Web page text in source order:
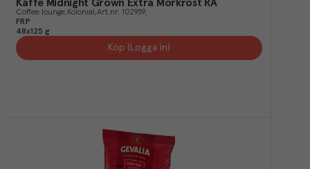
Kaffe Midnight Grown Extra Mörkrost RA
Coffee lounge Kolonial Art.nr. 102959
FRP
48x125 g
Köp (Logga in)